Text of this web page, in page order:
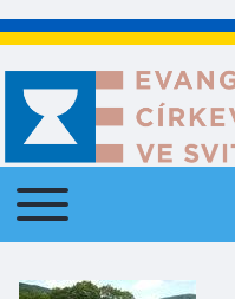
Main navigation
Toggle main menu